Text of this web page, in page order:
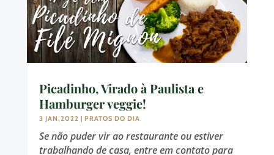
Picadinho, Virado à Paulista e
Hamburger veggie!
3 JAN,2022 | PRATOS DO DIA
Se não puder vir ao restaurante ou estiver
trabalhando de casa, entre em contato para